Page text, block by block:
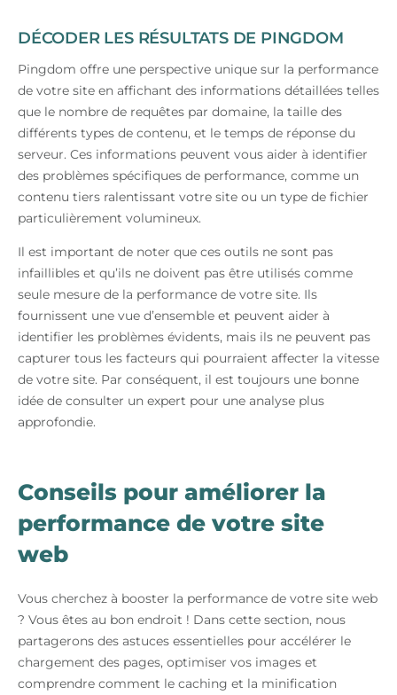
DÉCODER LES RÉSULTATS DE PINGDOM
Pingdom offre une perspective unique sur la performance
de votre site en affichant des informations détaillées telles
que le nombre de requêtes par domaine, la taille des
différents types de contenu, et le temps de réponse du
serveur. Ces informations peuvent vous aider à identifier
des problèmes spécifiques de performance, comme un
contenu tiers ralentissant votre site ou un type de fichier
particulièrement volumineux.
Il est important de noter que ces outils ne sont pas
infaillibles et qu’ils ne doivent pas être utilisés comme
seule mesure de la performance de votre site. Ils
fournissent une vue d’ensemble et peuvent aider à
identifier les problèmes évidents, mais ils ne peuvent pas
capturer tous les facteurs qui pourraient affecter la vitesse
de votre site. Par conséquent, il est toujours une bonne
idée de consulter un expert pour une analyse plus
approfondie.
Conseils pour améliorer la
performance de votre site
web
Vous cherchez à booster la performance de votre site web
? Vous êtes au bon endroit ! Dans cette section, nous
partagerons des astuces essentielles pour accélérer le
chargement des pages, optimiser vos images et
comprendre comment le caching et la minification